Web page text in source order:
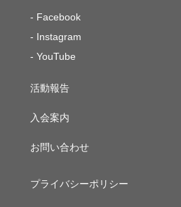
Facebook
Instagram
YouTube
活動報告
入会案内
お問い合わせ
プライバシーポリシー